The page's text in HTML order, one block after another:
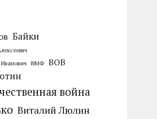
Байки
ВМФ ВОВ
война
Виталий Люлин